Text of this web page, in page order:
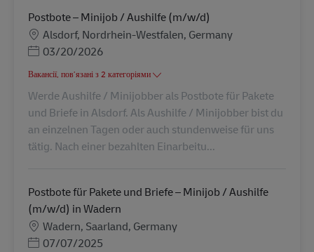
Postbote – Minijob / Aushilfe (m/w/d)
Місцезнаходження
Alsdorf, Nordrhein-Westfalen, Germany
Posted Date
03/20/2026
Вакансії, пов’язані з 2 категоріями
Werde Aushilfe / Minijobber als Postbote für Pakete
und Briefe in Alsdorf. Als Aushilfe / Minijobber bist du
an einzelnen Tagen oder auch stundenweise für uns
tätig. Nach einer bezahlten Einarbeitu...
Postbote für Pakete und Briefe – Minijob / Aushilfe
(m/w/d) in Wadern
Місцезнаходження
Wadern, Saarland, Germany
Posted Date
07/07/2025